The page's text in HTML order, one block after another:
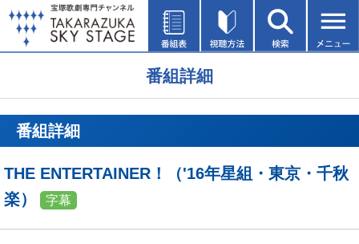
番組詳細
番組詳細
THE ENTERTAINER！（'16年星組・東京・千秋
楽）
字幕